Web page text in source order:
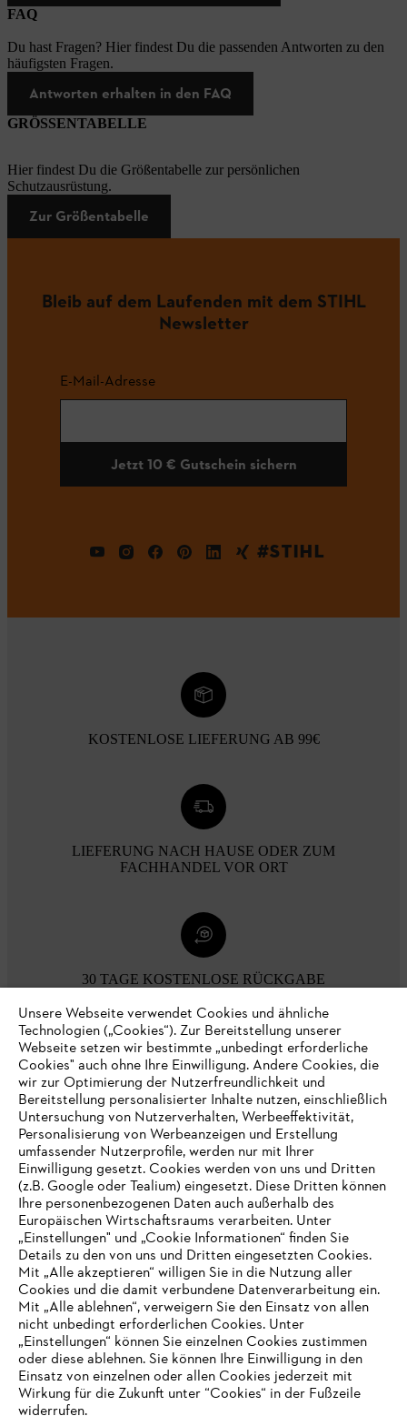
FAQ
Du hast Fragen? Hier findest Du die passenden Antworten zu den
häufigsten Fragen.
Antworten erhalten in den FAQ
GRÖSSENTABELLE
Hier findest Du die Größentabelle zur persönlichen
Schutzausrüstung.
Zur Größentabelle
Bleib auf dem Laufenden mit dem STIHL
Newsletter
E-Mail-Adresse
Jetzt 10 € Gutschein sichern
#STIHL
KOSTENLOSE LIEFERUNG AB 99€
LIEFERUNG NACH HAUSE ODER ZUM
FACHHANDEL VOR ORT
30 TAGE KOSTENLOSE RÜCKGABE
Zahlungsmöglichkeiten
Unternehmen
Online Shop
Service
IHR BROWSER WIRD NICHT
UNTERSTÜTZT
Unsere Webseite verwendet Cookies und ähnliche
Technologien („Cookies“). Zur Bereitstellung unserer
Webseite setzen wir bestimmte „unbedingt erforderliche
Cookies" auch ohne Ihre Einwilligung. Andere Cookies, die
wir zur Optimierung der Nutzerfreundlichkeit und
Bereitstellung personalisierter Inhalte nutzen, einschließlich
Untersuchung von Nutzerverhalten, Werbeeffektivität,
Personalisierung von Werbeanzeigen und Erstellung
umfassender Nutzerprofile, werden nur mit Ihrer
Einwilligung gesetzt. Cookies werden von uns und Dritten
(z.B. Google oder Tealium) eingesetzt. Diese Dritten können
Ihre personenbezogenen Daten auch außerhalb des
Europäischen Wirtschaftsraums verarbeiten. Unter
„Einstellungen" und „Cookie Informationen“ finden Sie
Details zu den von uns und Dritten eingesetzten Cookies.
Mit „Alle akzeptieren“ willigen Sie in die Nutzung aller
Cookies und die damit verbundene Datenverarbeitung ein.
Mit „Alle ablehnen“, verweigern Sie den Einsatz von allen
nicht unbedingt erforderlichen Cookies. Unter
„Einstellungen“ können Sie einzelnen Cookies zustimmen
oder diese ablehnen. Sie können Ihre Einwilligung in den
Einsatz von einzelnen oder allen Cookies jederzeit mit
Wirkung für die Zukunft unter “Cookies“ in der Fußzeile
widerrufen.